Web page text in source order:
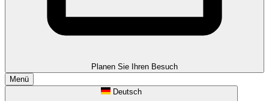
Planen Sie Ihren Besuch
Menü
Deutsch